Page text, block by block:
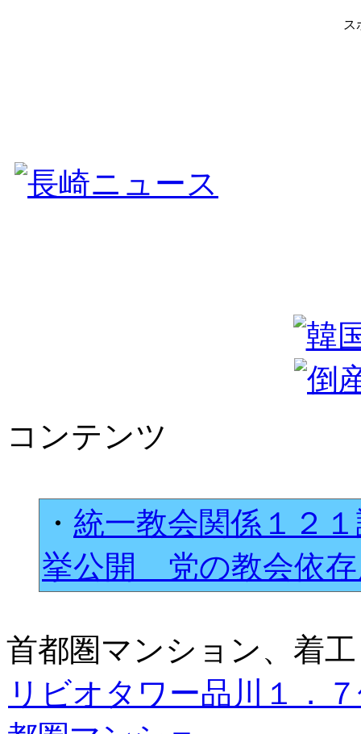
ス
コンテンツ
・ 統一教会関係１２
挙公開 党の教会依
首都圏マンション、着
リビオタワー品川１．